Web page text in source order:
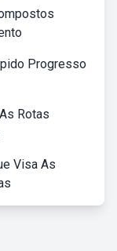
Progresso
Rotas
Visa As